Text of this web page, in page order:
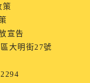
策
宣告
大明街27號